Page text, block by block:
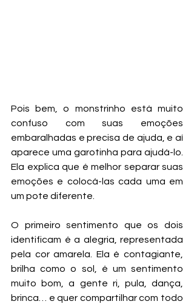
Pois bem, o monstrinho está muito
confuso com suas emoções
embaralhadas e precisa de ajuda, e aí
aparece uma garotinha para ajudá-lo.
Ela explica que é melhor separar suas
emoções e colocá-las cada uma em
um pote diferente.
O primeiro sentimento que os dois
identificam é a alegria, representada
pela cor amarela. Ela é contagiante,
brilha como o sol, é um sentimento
muito bom, a gente ri, pula, dança,
brinca… e quer compartilhar com todo